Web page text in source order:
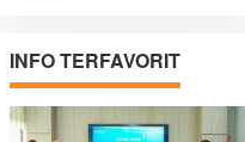
Pemerintah
Daerah
INFO TERFAVORIT